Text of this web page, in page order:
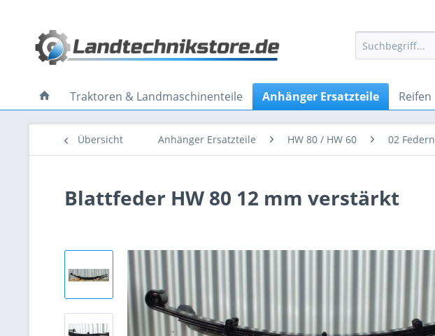
Traktoren & Landmaschinenteile Anhänger Ersatzteile Reifen
Übersicht Anhänger Ersatzteile HW 80 / HW 60 02 Federn
Blattfeder HW 80 12 mm verstärkt